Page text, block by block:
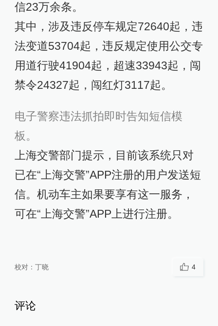
信23万余条。
其中，涉及违反停车规定72640起，违
法变道53704起，违反规定使用公交专
用道行驶41904起，超速33943起，闯
禁令24327起，闯红灯3117起。
电子警察违法抓拍即时告知短信模
板。
上海交警部门提示，目前该系统只对
已在“上海交警”APP注册的用户发送短
信。机动车主如果要享有这一服务，
可在“上海交警”APP上进行注册。
校对： 丁晓 4
评论